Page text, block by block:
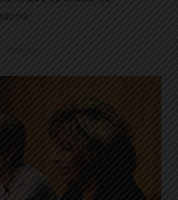
Publicitat